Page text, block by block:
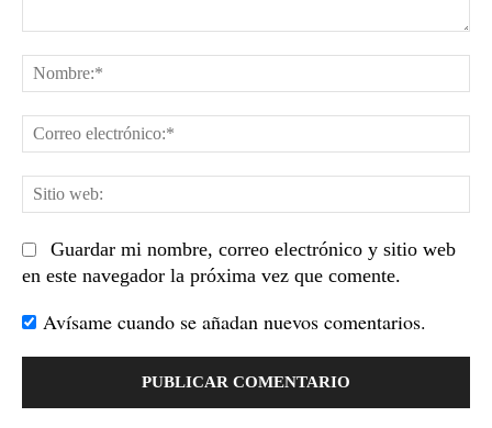
Guardar mi nombre, correo electrónico y sitio web
en este navegador la próxima vez que comente.
Avísame cuando se añadan nuevos comentarios.